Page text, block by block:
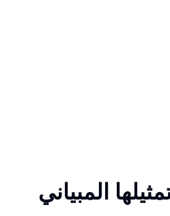
المبياني